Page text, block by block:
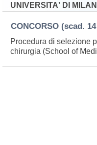
UNIVERSITA' DI
CONCORSO (scad.
Procedura di selezione
chirurgia (School of